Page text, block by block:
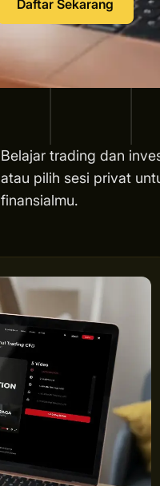
Daftar Sekarang
Belajar trading dan
atau pilih sesi privat
finansialmu.